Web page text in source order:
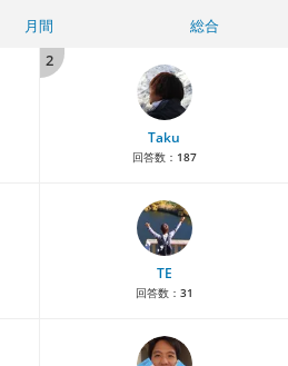
月間
総合
2
Taku
回答数： 187
TE
回答数： 31